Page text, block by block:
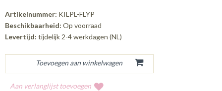
Artikelnummer: KILPL-FLYP
Beschikbaarheid: Op voorraad
Levertijd: tijdelijk 2-4 werkdagen (NL)
Aan verlanglijst toevoegen